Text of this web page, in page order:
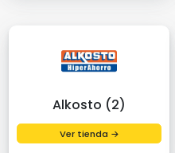
Alkosto (2)
Ver tienda →